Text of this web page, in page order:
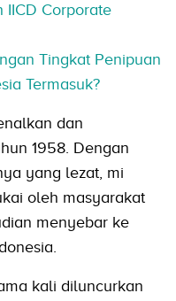
IICD Corporate
Tingkat Penipuan
Termasuk?
dan
1958. Dengan
yang lezat, mi
oleh masyarakat
menyebar ke
kali diluncurkan